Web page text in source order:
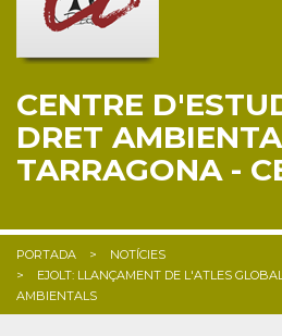
Personal investigador
Reglament
FORMACIÓ
RECERCA I TRANSFERÈNCIA
BLOG
CENTRE
DRET
TARRAGONA -
PORTADA
NOTÍCIES
EJOLT: LLANÇAMENT DE L'ATLES
AMBIENTALS